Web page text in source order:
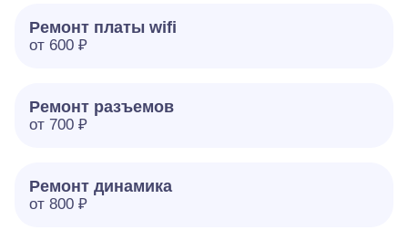
Ремонт платы wifi
от 600 ₽
Ремонт разъемов
от 700 ₽
Ремонт динамика
от 800 ₽